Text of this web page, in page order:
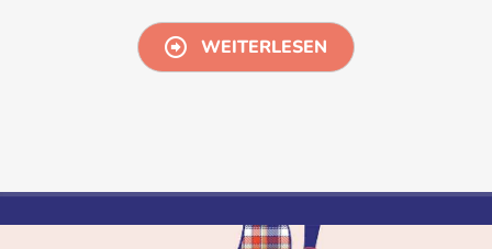
WEITERLESEN